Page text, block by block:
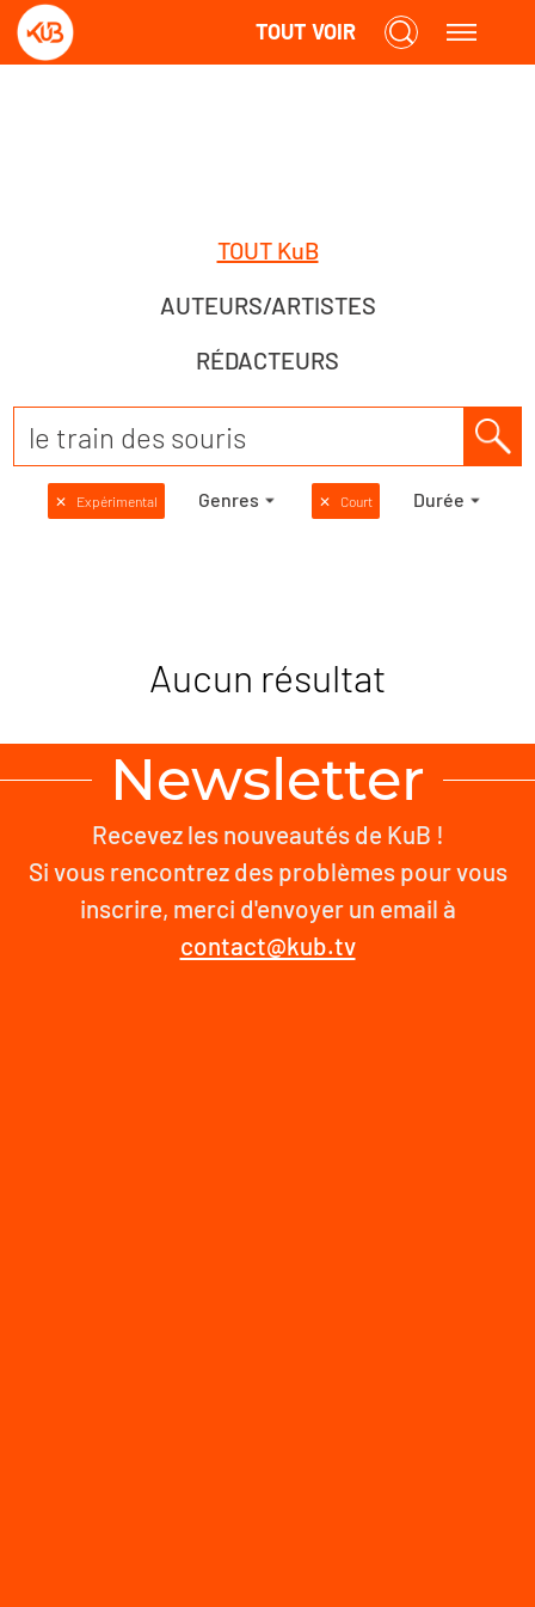
TOUT VOIR
TOUT KuB
AUTEURS/ARTISTES
RÉDACTEURS
✕ Expérimental Genres ✕ Court Durée
Aucun résultat
Newsletter
Recevez les nouveautés de KuB !
Si vous rencontrez des problèmes pour vous
inscrire, merci d'envoyer un email à
contact@kub.tv